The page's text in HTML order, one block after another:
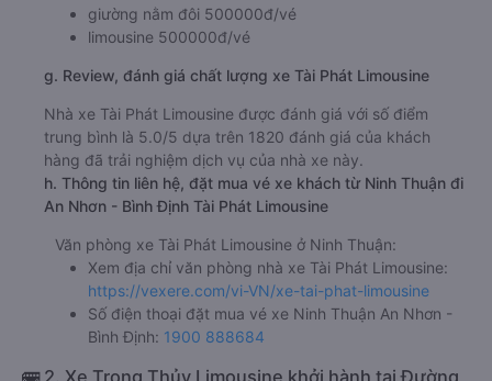
f. Giá vé giá xe khách đi An Nhơn - Bình Định từ Ninh
limousine 500000đ/vé
g. Review, đánh giá chất lượng xe Tài Phát Limousine
Nhà xe Tài Phát Limousine được đánh giá với số điểm
trung bình là 5.0/5 dựa trên 1820 đánh giá của khách
hàng đã trải nghiệm dịch vụ của nhà xe này.
h. Thông tin liên hệ, đặt mua vé xe khách từ Ninh Thuận đi
An Nhơn - Bình Định Tài Phát Limousine
Văn phòng xe Tài Phát Limousine ở Ninh Thuận:
Xem địa chỉ văn phòng nhà xe Tài Phát Limousine:
https://vexere.com/vi-VN/xe-tai-phat-limousine